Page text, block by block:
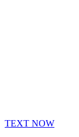
TEXT NOW